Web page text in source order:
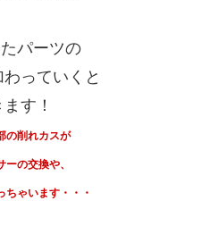
パーツの
っていくと
す！
の削れカスが
ーの交換や、
ちゃいます・・・